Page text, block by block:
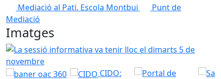
Mediació al Pati. Escola Montbui
Punt de
Mediació
Imatges
La sessió informativa va tenir lloc el dimarts 5 de
CIDO: